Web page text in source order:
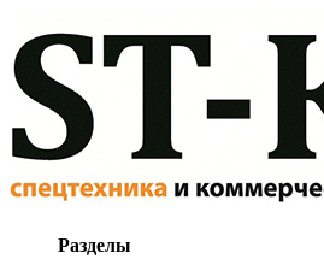
Разделы